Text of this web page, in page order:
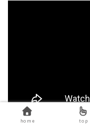
home top